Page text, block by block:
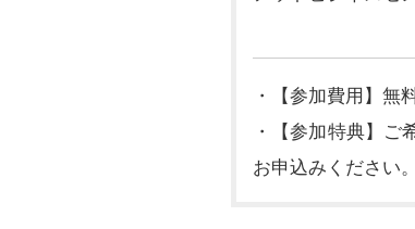
・【参加費用】無
・【参加特典】
お申込みください。